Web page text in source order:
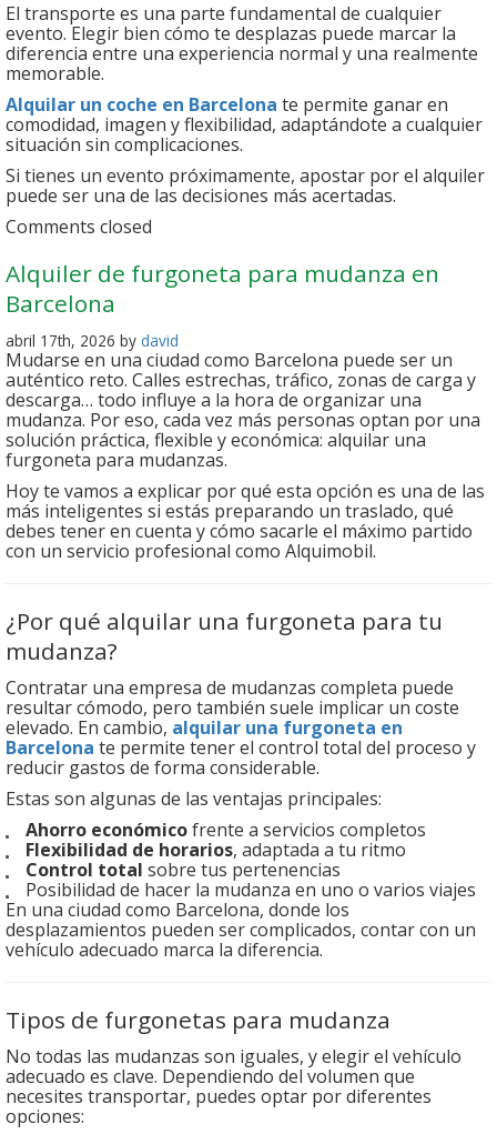
El transporte es una parte fundamental de cualquier
evento. Elegir bien cómo te desplazas puede marcar la
diferencia entre una experiencia normal y una realmente
memorable.
Alquilar un coche en Barcelona te permite ganar en
comodidad, imagen y flexibilidad, adaptándote a cualquier
situación sin complicaciones.
Si tienes un evento próximamente, apostar por el alquiler
puede ser una de las decisiones más acertadas.
Comments closed
Alquiler de furgoneta para mudanza en
Barcelona
abril 17th, 2026 by david
Mudarse en una ciudad como Barcelona puede ser un
auténtico reto. Calles estrechas, tráfico, zonas de carga y
descarga… todo influye a la hora de organizar una
mudanza. Por eso, cada vez más personas optan por una
solución práctica, flexible y económica: alquilar una
furgoneta para mudanzas.
Hoy te vamos a explicar por qué esta opción es una de las
más inteligentes si estás preparando un traslado, qué
debes tener en cuenta y cómo sacarle el máximo partido
con un servicio profesional como Alquimobil.
¿Por qué alquilar una furgoneta para tu
mudanza?
Contratar una empresa de mudanzas completa puede
resultar cómodo, pero también suele implicar un coste
elevado. En cambio, alquilar una furgoneta en
Barcelona te permite tener el control total del proceso y
reducir gastos de forma considerable.
Estas son algunas de las ventajas principales:
Ahorro económicofrente a servicios completos
Flexibilidad de horarios, adaptada a tu ritmo
Control total sobre tus pertenencias
Posibilidad de hacer la mudanza en uno o varios viajes
En una ciudad como Barcelona, donde los
desplazamientos pueden ser complicados, contar con un
vehículo adecuado marca la diferencia.
Tipos de furgonetas para mudanza
No todas las mudanzas son iguales, y elegir el vehículo
adecuado es clave. Dependiendo del volumen que
necesites transportar, puedes optar por diferentes
opciones: